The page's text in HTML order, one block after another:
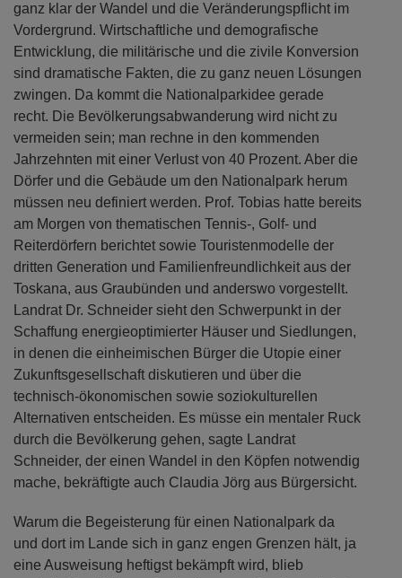
ganz klar der Wandel und die Veränderungspflicht im
Vordergrund. Wirtschaftliche und demografische
Entwicklung, die militärische und die zivile Konversion
sind dramatische Fakten, die zu ganz neuen Lösungen
zwingen. Da kommt die Nationalparkidee gerade
recht. Die Bevölkerungsabwanderung wird nicht zu
vermeiden sein; man rechne in den kommenden
Jahrzehnten mit einer Verlust von 40 Prozent. Aber die
Dörfer und die Gebäude um den Nationalpark herum
müssen neu definiert werden. Prof. Tobias hatte bereits
am Morgen von thematischen Tennis-, Golf- und
Reiterdörfern berichtet sowie Touristenmodelle der
dritten Generation und Familienfreundlichkeit aus der
Toskana, aus Graubünden und anderswo vorgestellt.
Landrat Dr. Schneider sieht den Schwerpunkt in der
Schaffung energieoptimierter Häuser und Siedlungen,
in denen die einheimischen Bürger die Utopie einer
Zukunftsgesellschaft diskutieren und über die
technisch-ökonomischen sowie soziokulturellen
Alternativen entscheiden. Es müsse ein mentaler Ruck
durch die Bevölkerung gehen, sagte Landrat
Schneider, der einen Wandel in den Köpfen notwendig
mache, bekräftigte auch Claudia Jörg aus Bürgersicht.
Warum die Begeisterung für einen Nationalpark da
und dort im Lande sich in ganz engen Grenzen hält, ja
eine Ausweisung heftigst bekämpft wird, blieb